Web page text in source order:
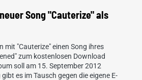
neuer Song "Cauterize" als
mit "Cauterize" einen Song ihres
zum kostenlosen Download
soll am 15. September 2012
es im Tausch gegen die eigene E-